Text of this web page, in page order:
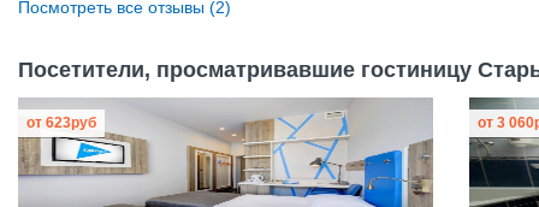
Посмотреть все отзывы (2)
Посетители, просматривавшие гостиницу
от 623руб от 3 060